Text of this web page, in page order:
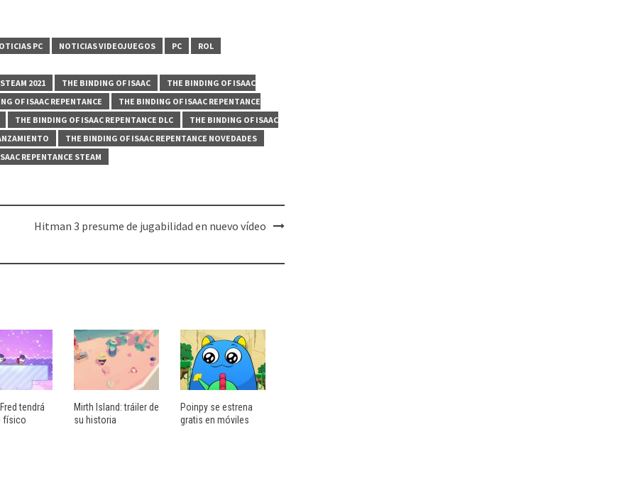
PC NOTICIAS VIDEOJUEGOS PC
ROL
2021 THE BINDING OF ISAAC
THE BINDING OF ISAAC
OF ISAAC REPENTANCE
THE BINDING OF ISAAC REPENTANCE
THE BINDING OF ISAAC REPENTANCE DLC
THE BINDING OF ISAAC
THE BINDING OF ISAAC REPENTANCE NOVEDADES
REPENTANCE STEAM
Hitman 3 presume de jugabilidad en nuevo vídeo
tendrá
físico
Mirth Island: tráiler de
su historia
Poinpy se estrena
gratis en móviles